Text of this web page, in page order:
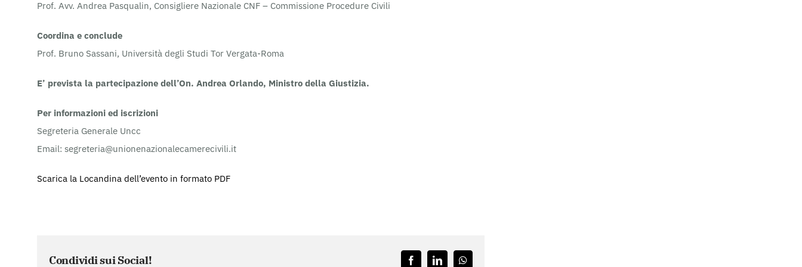
Prof. Avv. Andrea Pasqualin, Consigliere Nazionale CNF – Commissione Procedure Civili
Coordina e conclude
Prof. Bruno Sassani, Università degli Studi Tor Vergata-Roma
E’ prevista la partecipazione dell’On. Andrea Orlando, Ministro della Giustizia.
Per informazioni ed iscrizioni
Segreteria Generale Uncc
Email: segreteria@unionenazionalecamerecivili.it
Scarica la Locandina dell’evento in formato PDF
Condividi sui Social! FacebookLinkedInWhatsApp